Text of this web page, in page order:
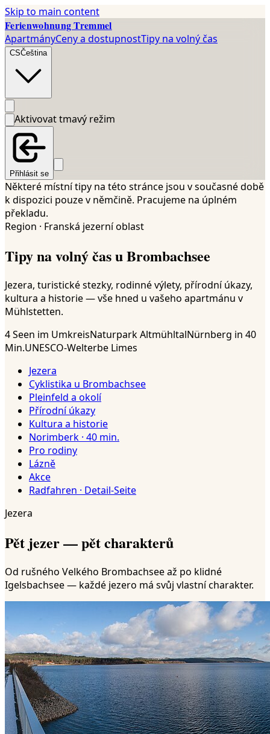
Skip to main content
Ferienwohnung Tremmel
ApartmányCeny a dostupnostTipy na volný čas
CSČeština
Aktivovat tmavý režim
Přihlásit se
Některé místní tipy na této stránce jsou v současné době
k dispozici pouze v němčině. Pracujeme na úplném
překladu.
Region · Franská jezerní oblast
Tipy na volný čas u Brombachsee
Jezera, turistické stezky, rodinné výlety, přírodní úkazy,
kultura a historie — vše hned u vašeho apartmánu v
Mühlstetten.
4 Seen im UmkreisNaturpark AltmühltalNürnberg in 40
Min.UNESCO-Welterbe Limes
Jezera
Cyklistika u Brombachsee
Pleinfeld a okolí
Přírodní úkazy
Kultura a historie
Norimberk · 40 min.
Pro rodiny
Lázně
Akce
Radfahren · Detail-Seite
Jezera
Pět jezer — pět charakterů
Od rušného Velkého Brombachsee až po klidné
Igelsbachsee — každé jezero má svůj vlastní charakter.